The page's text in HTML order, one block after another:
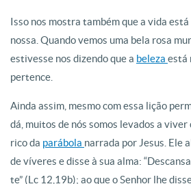
Isso nos mostra também que a vida está
nossa. Quando vemos uma bela rosa
estivesse nos dizendo que a beleza está
pertence.
Ainda assim, mesmo com essa lição
dá, muitos de nós somos levados a viver
rico da parábola narrada por Jesus. Ele
de víveres e disse à sua alma:
te” (Lc 12,19b); ao que o Senhor lhe